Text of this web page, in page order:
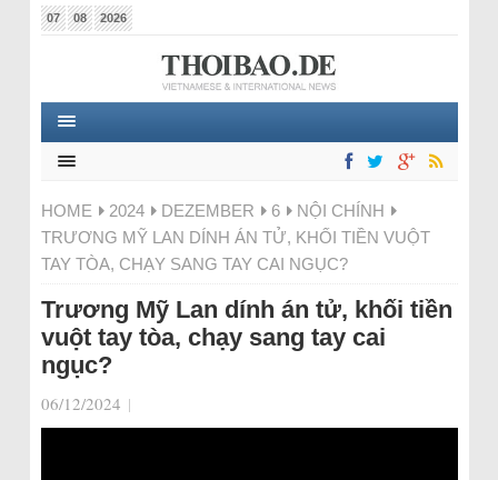
07 08 2026
HOME 2024 DEZEMBER 6
NỘI CHÍNH
TRƯƠNG MỸ LAN DÍNH ÁN TỬ, KHỐI TIỀN VUỘT
TAY TÒA, CHẠY SANG TAY CAI NGỤC?
Trương Mỹ Lan dính án tử, khối tiền
vuột tay tòa, chạy sang tay cai
ngục?
06/12/2024 |